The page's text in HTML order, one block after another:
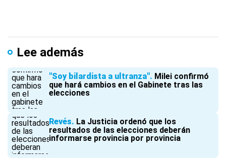
Lee además
"Soy bilardista a ultranza" Milei confirmó
que hará cambios en el Gabinete tras las
elecciones
Revés La Justicia ordenó que los
resultados de las elecciones deberán
informarse provincia por provincia